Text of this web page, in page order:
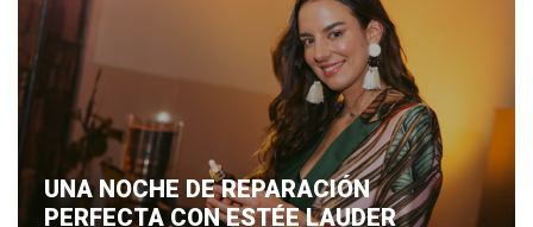
UNA NOCHE DE REPARACIÓN
PERFECTA CON ESTÉE LAUDER